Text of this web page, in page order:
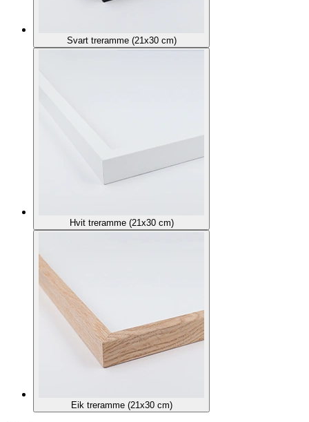
Svart treramme (21x30 cm)
Hvit treramme (21x30 cm)
Eik treramme (21x30 cm)